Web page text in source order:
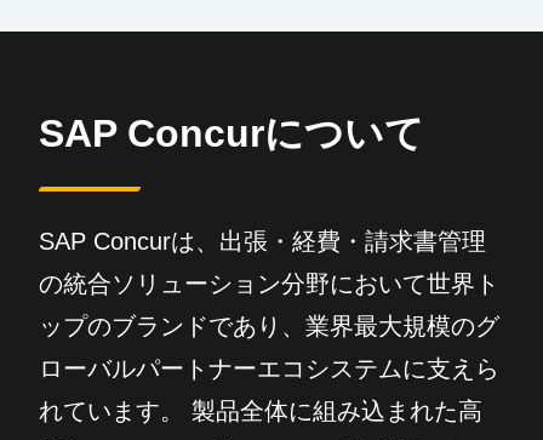
SAP Concurについて
SAP Concurは、出張・経費・請求書管理
の統合ソリューション分野において世界ト
ップのブランドであり、業界最大規模のグ
ローバルパートナーエコシステムに支えら
れています。 製品全体に組み込まれた高